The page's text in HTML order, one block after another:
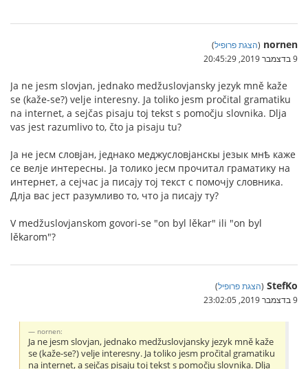
nornen
(הצגת פרופיל)
9 בדצמבר 2019, 20:45:29
Ja ne jesm slovjan, jednako medžuslovjansky jezyk mně kaže
se (kaže-se?) velje interesny. Ja toliko jesm pročital gramatiku
na internet, a sejčas pisaju toj tekst s pomočju slovnika. Dlja
vas jest razumlivo to, čto ja pisaju tu?
Jа не jесм словjан, jеднако меджусловjанскы jезык мнѣ каже
се велjе интересны. Jа толико jесм прочитал граматику на
интернет, а сеjчас jа писаjу тоj текст с помочjу словника.
Длjа вас jест разумливо то, что jа писаjу ту?
V medžuslovjanskom govori-se "on byl lěkar" ili "on byl
lěkarom"?
StefKo
(הצגת פרופיל)
9 בדצמבר 2019, 23:02:05
nornen:
Ja ne jesm slovjan, jednako medžuslovjansky jezyk mně kaže
se (kaže-se?) velje interesny. Ja toliko jesm pročital gramatiku
na internet, a sejčas pisaju toj tekst s pomočju slovnika. Dlja